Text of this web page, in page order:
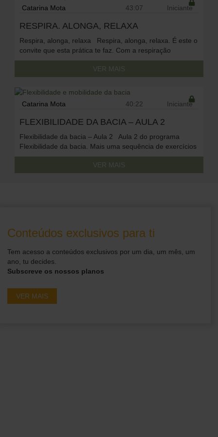
encerrar, fazemos um exercício de respiração chamado
bhastrika, […]
To access this content, you must purchase
Premium Anualor Premium Mensal + Práticas
Catarina Mota Iniciante
43:07
RESPIRA. ALONGA, RELAXA
Respira, alonga, relaxa Respira, alonga, relaxa. É este o
convite que esta prática te faz. Com a respiração
consciente sendo o pilar, movimentamo-nos de forma
lenta e com atenção ao pormenor. Alongamos o corpo,
criamos espaço no corpo e na mente. No fim, deitamos
no chão de coração aberto e colhemos o fruto de […]
To access this content, you must purchase
Diárias.
VER MAIS
Catarina Mota Iniciante
40:22
FLEXIBILIDADE DA BACIA – AULA 2
Flexibilidade da bacia – Aula 2 Aula 2 do programa
Flexibilidade da bacia. Mais uma sequência de exercícios
simples, adequado a praticantes de todos os níveis.
Poderás beneficiar do uso de um bloco e cinto na tua
prática.
VER MAIS
Conteúdos exclusivos para ti
Tem acesso a conteúdos exclusivos por um dia, um mês, um
ano, tu decides.
Subscreve os nossos planos
VER MAIS